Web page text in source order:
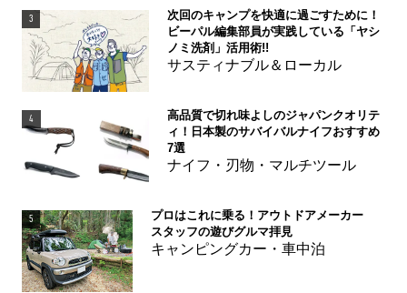
3
次回のキャンプを快適に過ごすために！
ビーパル編集部員が実践している「ヤシ
ノミ洗剤」活用術!!
サスティナブル＆ローカル
4
高品質で切れ味よしのジャパンクオリテ
ィ！日本製のサバイバルナイフおすすめ
7選
ナイフ・刃物・マルチツール
5
プロはこれに乗る！アウトドアメーカー
スタッフの遊びグルマ拝見
キャンピングカー・車中泊